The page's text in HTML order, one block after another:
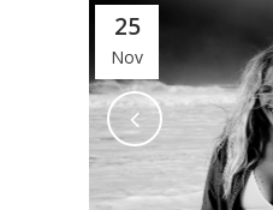
25
Nov